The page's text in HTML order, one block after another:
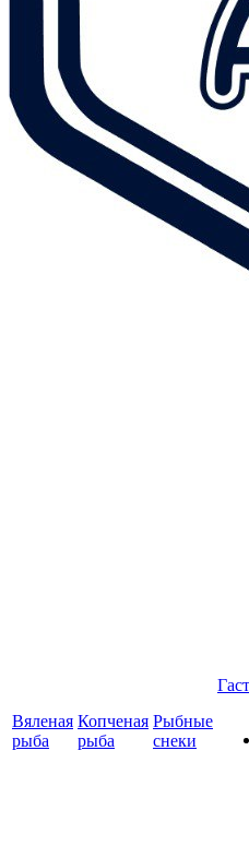
Вяленая
рыба
Копченая
рыба
Рыбные
снеки